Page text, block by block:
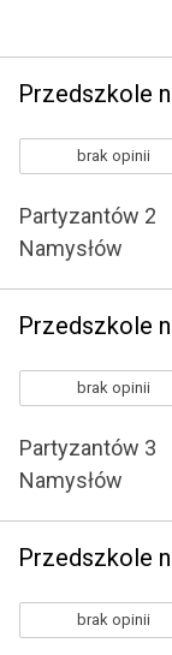
Przedszkole
brak opinii
Partyzantów 2
Namysłów
Przedszkole
brak opinii
Partyzantów 3
Namysłów
Przedszkole
brak opinii